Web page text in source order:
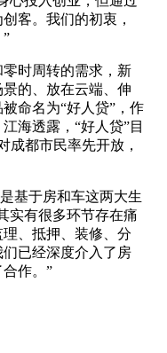
客。我们的初衷，
时周转的需求，新
的、放在云端、伸
命名为“好人贷”，作
海透露，“好人贷”目
成都市民率先开放，
基于房和车这两大生
实有很多环节存在痛
、抵押、装修、分
已经深度介入了房
作。”